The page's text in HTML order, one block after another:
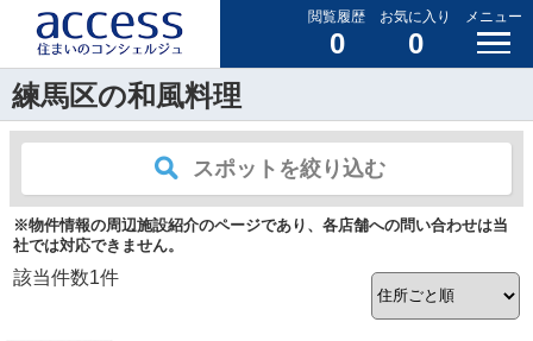
閲覧履歴
0
お気に入り
0
メニュー
練馬区の和風料理
スポットを絞り込む
※物件情報の周辺施設紹介のページであり、各店舗への問い合わせは当
社では対応できません。
該当件数1件